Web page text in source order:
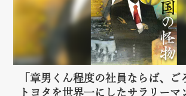
「章男くん程度の社員ならば、ご
トヨタを世界一にしたサラリーマ